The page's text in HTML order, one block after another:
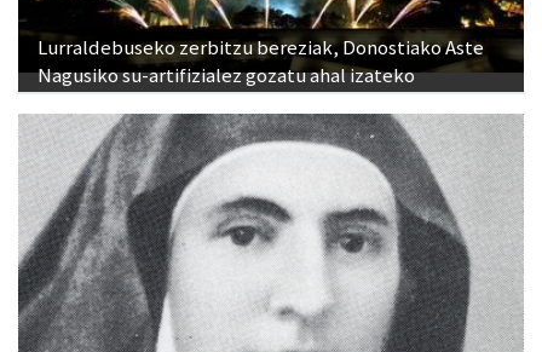
Lurraldebuseko zerbitzu bereziak, Donostiako Aste
Nagusiko su-artifizialez gozatu ahal izateko